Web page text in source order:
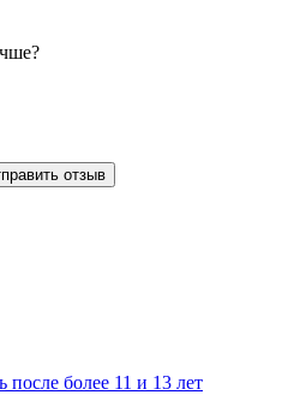
отзыв
после более 11 и 13 лет